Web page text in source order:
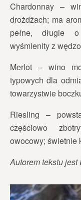
Chardonnay –
drożdżach; ma
pełne, długie
wyśmienity z
Merlot – wino
typowych dla
towarzystwie
Riesling –
częściowo
owocowy; świetnie
Autorem tekstu